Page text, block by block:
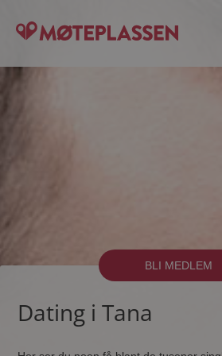
BLI MEDLEM
Dating i Tana